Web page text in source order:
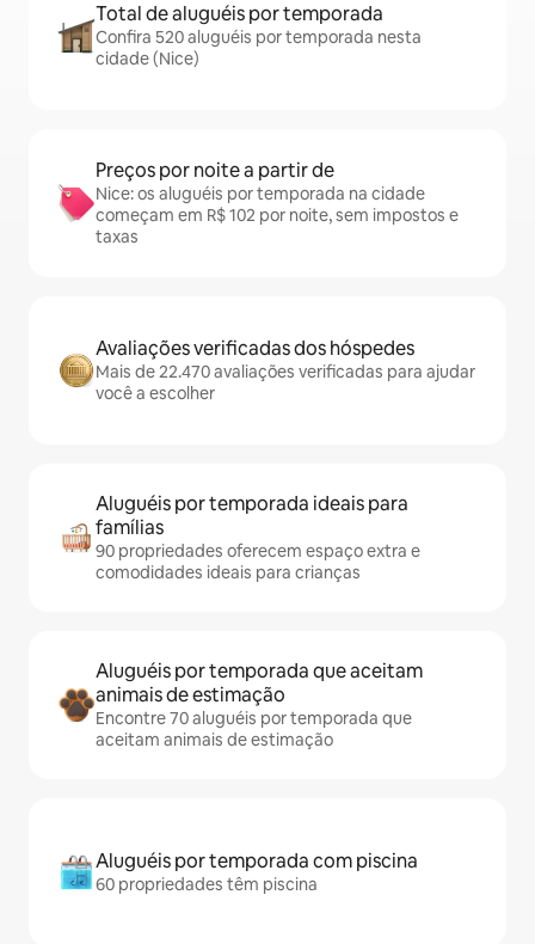
Total de aluguéis por temporada
Confira 520 aluguéis por temporada nesta
cidade (Nice)
Preços por noite a partir de
Nice: os aluguéis por temporada na cidade
começam em R$ 102 por noite, sem impostos e
taxas
Avaliações verificadas dos hóspedes
Mais de 22.470 avaliações verificadas para ajudar
você a escolher
Aluguéis por temporada ideais para
famílias
90 propriedades oferecem espaço extra e
comodidades ideais para crianças
Aluguéis por temporada que aceitam
animais de estimação
Encontre 70 aluguéis por temporada que
aceitam animais de estimação
Aluguéis por temporada com piscina
60 propriedades têm piscina